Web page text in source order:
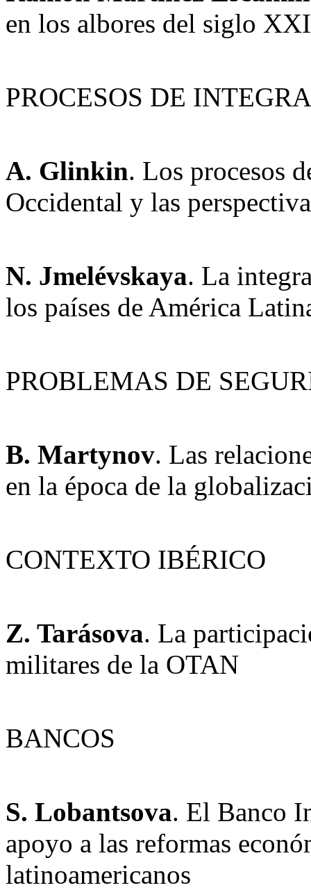
en los albores del siglo XXI
PROCESOS DE
A. Glinkin. Los procesos
Occidental y las
N. Jmelévskaya. La
los países de América
PROBLEMAS DE
B. Martynov. Las
en la época de la
CONTEXTO IBÉRICO
Z. Tarásova. La
militares de la OTAN
BANCOS
S. Lobantsova. El Banco
apoyo a las reformas
latinoamericanos